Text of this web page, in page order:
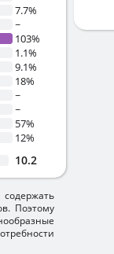
7.7%
~
103%
1.1%
9.1%
18%
~
~
57%
12%
10.2
Поэтому